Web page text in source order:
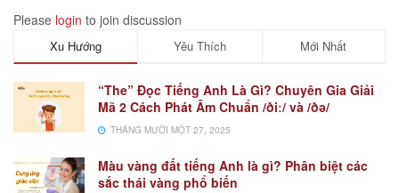
Please login to join discussion
Xu Hướng Yêu Thích Mới Nhất
“The” Đọc Tiếng Anh Là Gì? Chuyên Gia Giải
Mã 2 Cách Phát Âm Chuẩn /ðiː/ và /ðə/
THÁNG MƯỜI MỘT 27, 2025
Màu vàng đất tiếng Anh là gì? Phân biệt các
sắc thái vàng phổ biến